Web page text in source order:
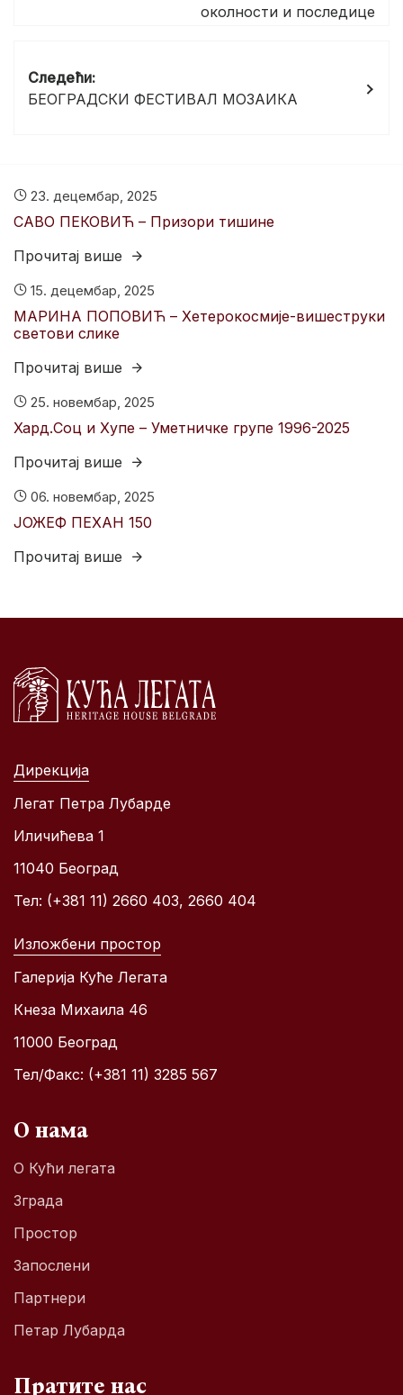
околности и последице
Следећи:
БЕОГРАДСКИ ФЕСТИВАЛ МОЗАИКА
23. децембар, 2025
САВО ПЕКОВИЋ – Призори тишине
Прочитај више
15. децембар, 2025
МАРИНА ПОПОВИЋ – Хетерокосмије-вишеструки
светови слике
Прочитај више
25. новембар, 2025
Хард.Соц и Хyпе – Уметничке групе 1996-2025
Прочитај више
06. новембар, 2025
ЈОЖЕФ ПЕХАН 150
Прочитај више
Дирекција
Легат Петра Лубарде
Иличићева 1
11040 Београд
Тел: (+381 11) 2660 403, 2660 404
Изложбени простор
Галерија Куће Легата
Кнеза Михаила 46
11000 Београд
Тел/Факс: (+381 11) 3285 567
О нама
О Кући легата
Зграда
Простор
Запослени
Партнери
Петар Лубарда
Пратите нас